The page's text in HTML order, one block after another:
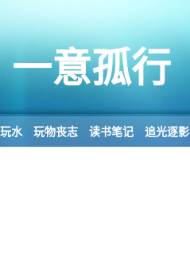
一意孤行
水 玩物丧志 读书笔记 追光逐影